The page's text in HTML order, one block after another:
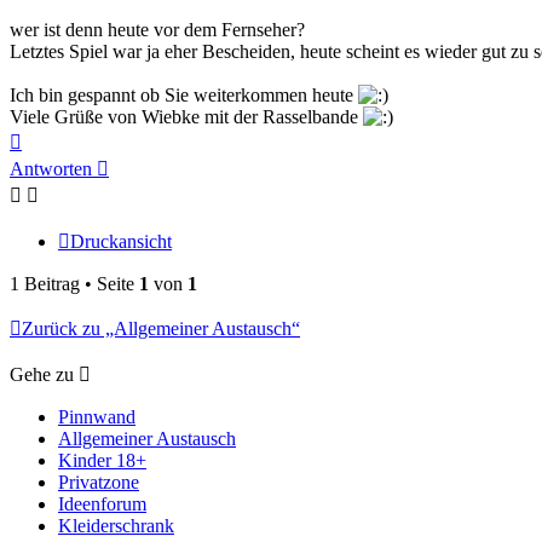
wer ist denn heute vor dem Fernseher?
Letztes Spiel war ja eher Bescheiden, heute scheint es wieder gut zu
Ich bin gespannt ob Sie weiterkommen heute
Viele Grüße von Wiebke mit der Rasselbande
oben
Antworten
Druckansicht
1 Beitrag • Seite 1 von 1
Zurück zu „Allgemeiner Austausch“
Gehe zu
Pinnwand
Allgemeiner Austausch
Kinder 18+
Privatzone
Ideenforum
Kleiderschrank